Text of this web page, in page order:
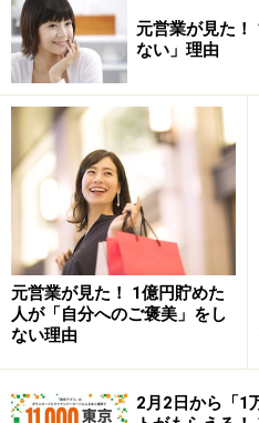
ふだん使っているお金の中
って貯めていくのです。100
いくと、どうなるでしょうか。
ダイヤモンドの原石が小
に、小さなお金が集まって
100万円と大きなお金になっ
もし、まとめて10万円を使
よね。しかも、それはれっ
「貯まる快感」、そして「
瞬間です。それをぜひ、知
元営業が見た！
ない」理由
元営業が見た！ 1億円貯めた
人が「自分へのご褒美」をし
ない理由
2月2日から「1